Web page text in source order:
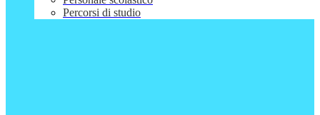
Percorsi di studio